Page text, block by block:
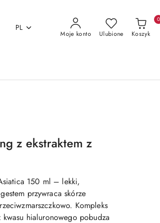
PL
Moje konto Ulubione Koszyk
0
z ekstraktem z
150 ml – lekki,
przywraca skórze
Kompleks
hialuronowego pobudza